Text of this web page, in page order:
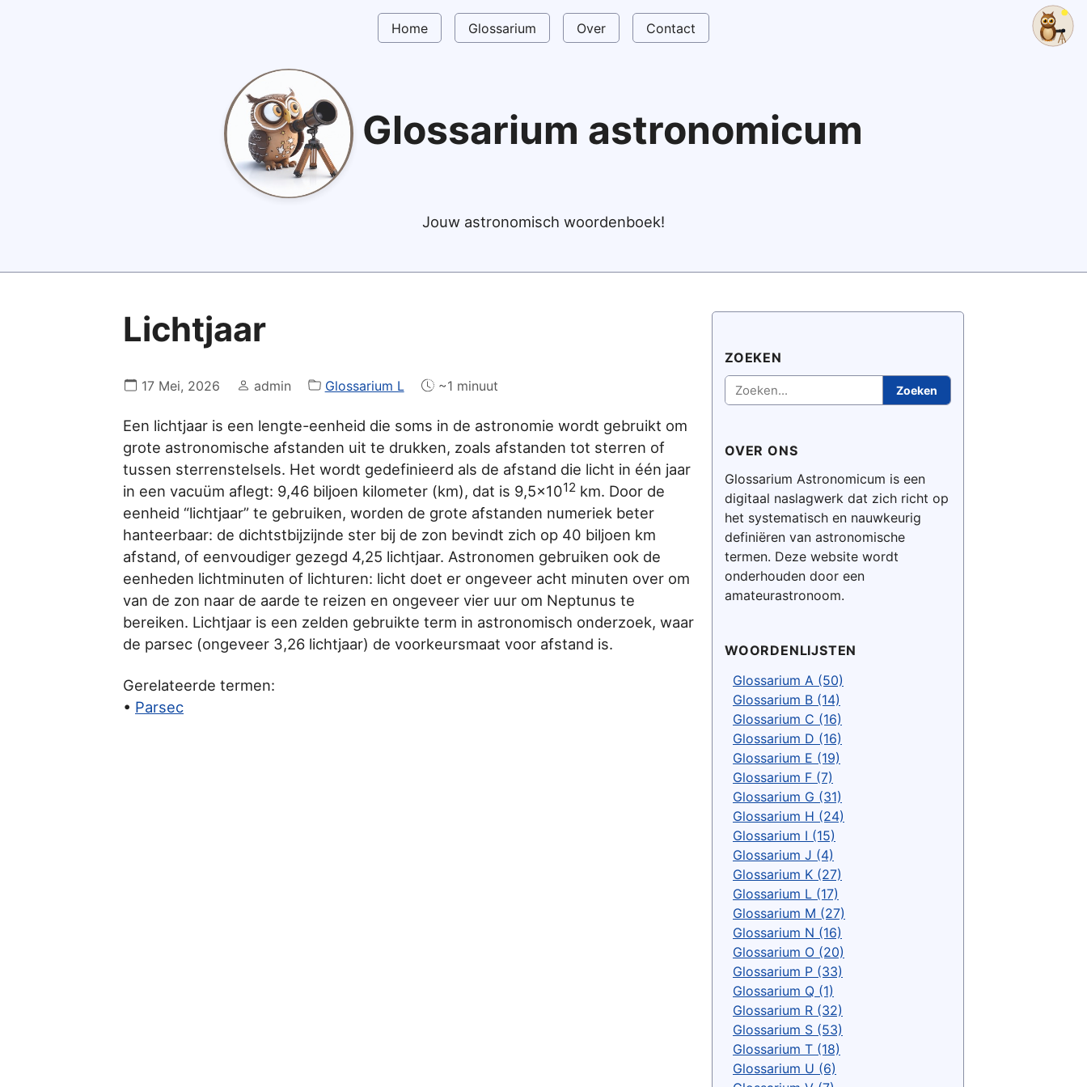
Home Glossarium Over Contact
Glossarium astronomicum
Jouw astronomisch woordenboek!
Lichtjaar
17 Mei, 2026 admin Glossarium L ~1 minuut
Een lichtjaar is een lengte-eenheid die soms in de astronomie wordt gebruikt om
grote astronomische afstanden uit te drukken, zoals afstanden tot sterren of
tussen sterrenstelsels. Het wordt gedefinieerd als de afstand die licht in één jaar
in een vacuüm aflegt: 9,46 biljoen kilometer (km), dat is 9,5x1012 km. Door de
eenheid “lichtjaar” te gebruiken, worden de grote afstanden numeriek beter
hanteerbaar: de dichtstbijzijnde ster bij de zon bevindt zich op 40 biljoen km
afstand, of eenvoudiger gezegd 4,25 lichtjaar. Astronomen gebruiken ook de
eenheden lichtminuten of lichturen: licht doet er ongeveer acht minuten over om
van de zon naar de aarde te reizen en ongeveer vier uur om Neptunus te
bereiken. Lichtjaar is een zelden gebruikte term in astronomisch onderzoek, waar
de parsec (ongeveer 3,26 lichtjaar) de voorkeursmaat voor afstand is.
Gerelateerde termen:
• Parsec
ZOEKEN
Zoeken
Zoeken
OVER ONS
Glossarium Astronomicum is een
digitaal naslagwerk dat zich richt op
het systematisch en nauwkeurig
definiëren van astronomische
termen. Deze website wordt
onderhouden door een
amateurastronoom.
WOORDENLIJSTEN
Glossarium A (50)
Glossarium B (14)
Glossarium C (16)
Glossarium D (16)
Glossarium E (19)
Glossarium F (7)
Glossarium G (31)
Glossarium H (24)
Glossarium I (15)
Glossarium J (4)
Glossarium K (27)
Glossarium L (17)
Glossarium M (27)
Glossarium N (16)
Glossarium O (20)
Glossarium P (33)
Glossarium Q (1)
Glossarium R (32)
Glossarium S (53)
Glossarium T (18)
Glossarium U (6)